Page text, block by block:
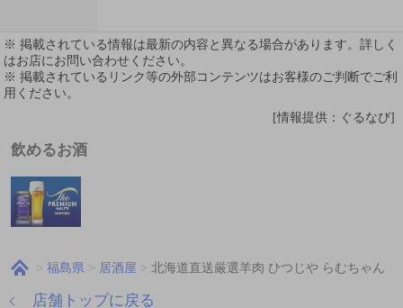
※ 掲載されている情報は最新の内容と異なる場合があります。詳しく
はお店にお問い合わせください。
※ 掲載されているリンク等の外部コンテンツはお客様のご判断でご利
用ください。
[情報提供：ぐるなび]
飲めるお酒
福島県 居酒屋 北海道直送厳選羊肉 ひつじや らむちゃん
店舗トップに戻る